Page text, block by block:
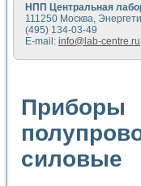
Метод
Недорогая
Расчет
Система
Система
НПП Центральная
111250 Москва,
(495) 134-03-49
E-mail: info@lab-centre.ru
Приборы
силовые